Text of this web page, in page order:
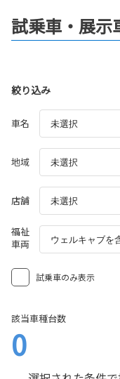
試乗車・展示
絞り込み
車名
地域
店舗
福祉
車両
試乗車のみ表示
該当車種台数
0